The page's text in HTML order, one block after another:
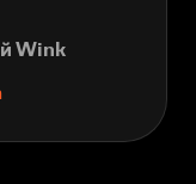
Wink